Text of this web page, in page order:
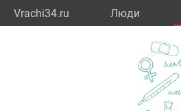
Vrachi34.ru Люди